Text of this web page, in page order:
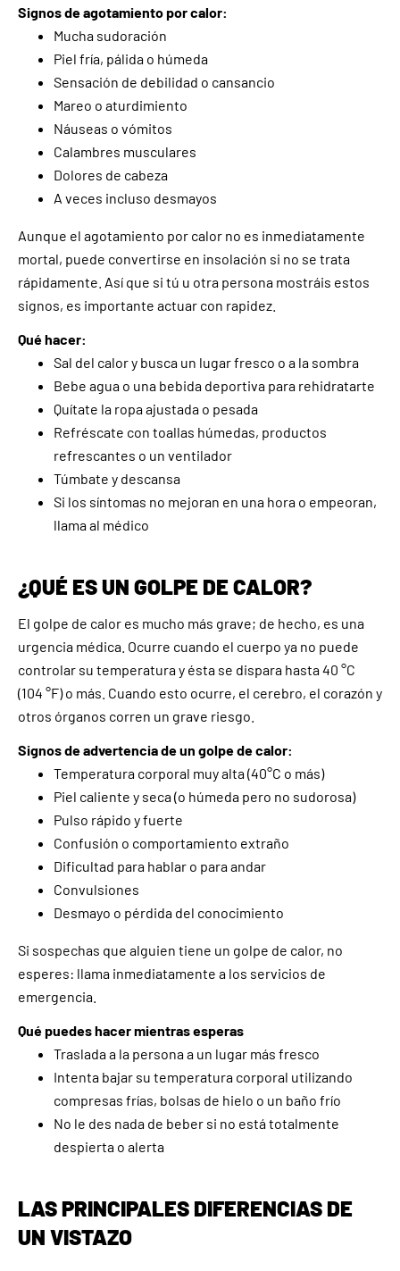
Signos de agotamiento por calor:
Mucha sudoración
Piel fría, pálida o húmeda
Sensación de debilidad o cansancio
Mareo o aturdimiento
Náuseas o vómitos
Calambres musculares
Dolores de cabeza
A veces incluso desmayos
Aunque el agotamiento por calor no es inmediatamente
mortal, puede convertirse en insolación si no se trata
rápidamente. Así que si tú u otra persona mostráis estos
signos, es importante actuar con rapidez.
Qué hacer:
Sal del calor y busca un lugar fresco o a la sombra
Bebe agua o una bebida deportiva para rehidratarte
Quítate la ropa ajustada o pesada
Refréscate con toallas húmedas, productos
refrescantes o un ventilador
Túmbate y descansa
Si los síntomas no mejoran en una hora o empeoran,
llama al médico
¿QUÉ ES UN GOLPE DE CALOR?
El golpe de calor es mucho más grave; de hecho, es una
urgencia médica. Ocurre cuando el cuerpo ya no puede
controlar su temperatura y ésta se dispara hasta 40 °C
(104 °F) o más. Cuando esto ocurre, el cerebro, el corazón y
otros órganos corren un grave riesgo.
Signos de advertencia de un golpe de calor:
Temperatura corporal muy alta (40°C o más)
Piel caliente y seca (o húmeda pero no sudorosa)
Pulso rápido y fuerte
Confusión o comportamiento extraño
Dificultad para hablar o para andar
Convulsiones
Desmayo o pérdida del conocimiento
Si sospechas que alguien tiene un golpe de calor, no
esperes: llama inmediatamente a los servicios de
emergencia.
Qué puedes hacer mientras esperas
Traslada a la persona a un lugar más fresco
Intenta bajar su temperatura corporal utilizando
compresas frías, bolsas de hielo o un baño frío
No le des nada de beber si no está totalmente
despierta o alerta
LAS PRINCIPALES DIFERENCIAS DE
UN VISTAZO